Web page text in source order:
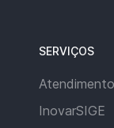
SERVIÇOS
InovarSIGE